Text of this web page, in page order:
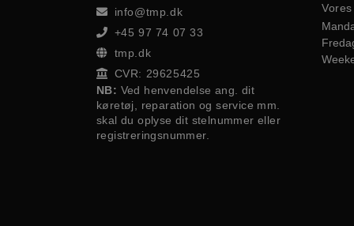
info@tmp.dk
+45 97 74 07 33
tmp.dk
CVR: 29625425
NB: Ved henvendelse ang. dit
køretøj, reparation og service mm.
skal du oplyse dit stelnummer eller
registreringsnummer.